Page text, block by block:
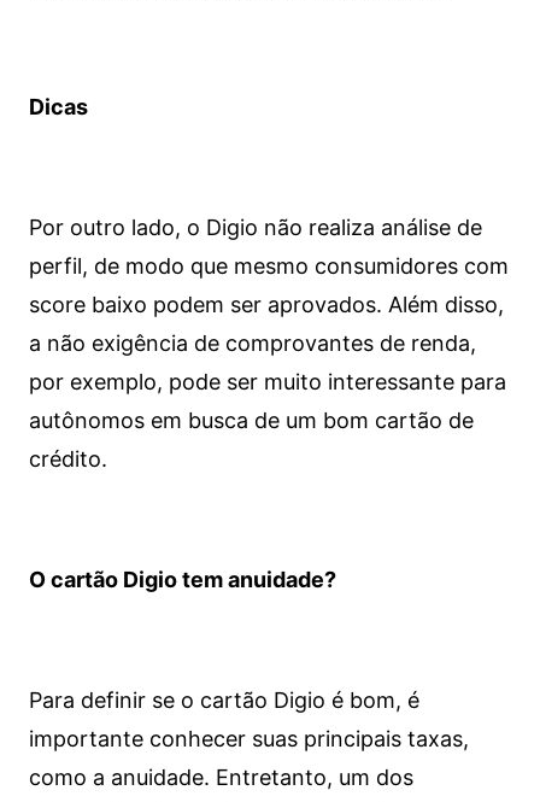
Dicas
Por outro lado, o Digio não realiza análise de
perfil, de modo que mesmo consumidores com
score baixo podem ser aprovados. Além disso,
a não exigência de comprovantes de renda,
por exemplo, pode ser muito interessante para
autônomos em busca de um bom cartão de
crédito.
O cartão Digio tem anuidade?
Para definir se o cartão Digio é bom, é
importante conhecer suas principais taxas,
como a anuidade. Entretanto, um dos